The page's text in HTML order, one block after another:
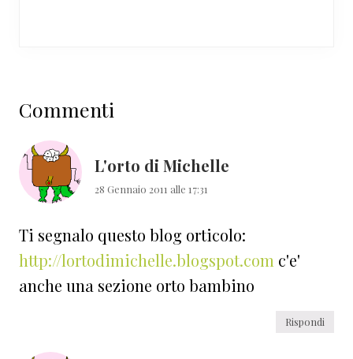
del
lettore
Commenti
L'orto di Michelle
28 Gennaio 2011 alle 17:31
Ti segnalo questo blog orticolo:
http://lortodimichelle.blogspot.com c'e'
anche una sezione orto bambino
Rispondi